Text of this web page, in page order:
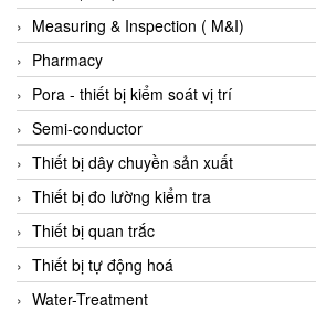
Dropsa Vietnam
Druck
DSTI
DUCATI
Duclean
Dukin Besko
Dunkermotoren
Durag
Dwyer
Measuring & Inspection ( M&I)
Pharmacy
Pora - thiết bị kiểm soát vị trí
Semi-conductor
Thiết bị dây chuyền sản xuất
Thiết bị đo lường kiểm tra
Thiết bị quan trắc
Thiết bị tự động hoá
Water-Treatment